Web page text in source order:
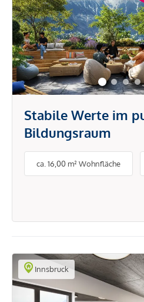
Stabile Werte im
Bildungsraum
ca. 16,00 m² Wohnfläche
Innsbruck